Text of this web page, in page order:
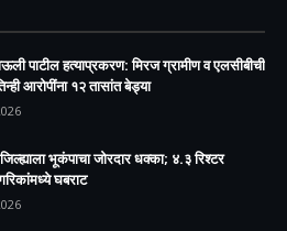
पाटील हत्याप्रकरण: मिरज ग्रामीण व एलसीबीची
आरोपींना १२ तासांत बेड्या
भूकंपाचा जोरदार धक्का; ४.३ रिश्टर
घबराट